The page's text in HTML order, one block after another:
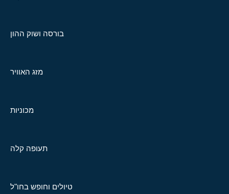
בורסה ושוק ההון
מזג האוויר
מכוניות
תעופה קלה
טיולים וחופש בחו"ל